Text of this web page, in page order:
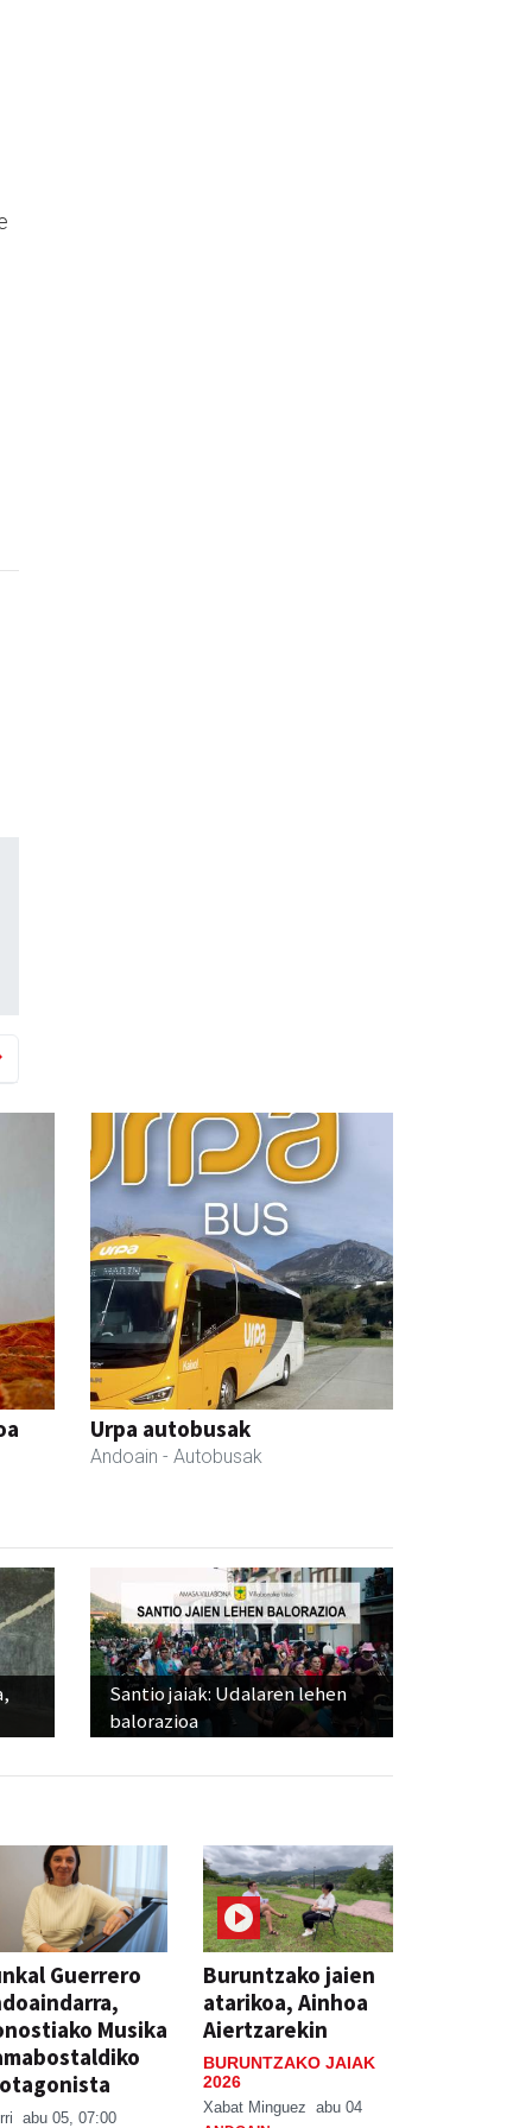
Urpa autobusak
Andoain - Autobusak
Santio jaiak: Udalaren lehen
balorazioa
Guerrero
Musika
abu 05, 07:00
Buruntzako jaien
atarikoa, Ainhoa
Aiertzarekin
BURUNTZAKO JAIAK
2026
Xabat Minguez abu 04